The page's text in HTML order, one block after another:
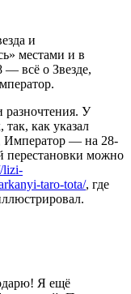
и
местами и в
— всё о Звезде,
разночтения. У
так, как указал
Император — на 28-
перестановки можно
lizi-
taro-tota/, где
Я ещё